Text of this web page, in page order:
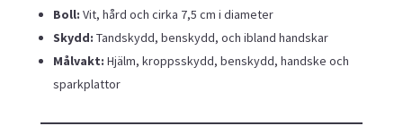
Boll: Vit, hård och cirka 7,5 cm i diameter
Skydd: Tandskydd, benskydd, och ibland handskar
Målvakt: Hjälm, kroppsskydd, benskydd, handske och
sparkplattor